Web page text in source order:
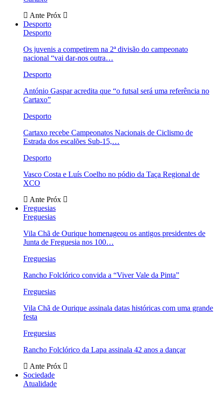
Ante Próx
Desporto
Desporto
Os juvenis a competirem na 2ª divisão do campeonato
nacional “vai dar-nos outra…
Desporto
António Gaspar acredita que “o futsal será uma referência no
Cartaxo”
Desporto
Cartaxo recebe Campeonatos Nacionais de Ciclismo de
Estrada dos escalões Sub-15,…
Desporto
Vasco Costa e Luís Coelho no pódio da Taça Regional de
XCO
Ante Próx
Freguesias
Freguesias
Vila Chã de Ourique homenageou os antigos presidentes de
Junta de Freguesia nos 100…
Freguesias
Rancho Folclórico convida a “Viver Vale da Pinta”
Freguesias
Vila Chã de Ourique assinala datas históricas com uma grande
festa
Freguesias
Rancho Folclórico da Lapa assinala 42 anos a dançar
Ante Próx
Sociedade
Atualidade